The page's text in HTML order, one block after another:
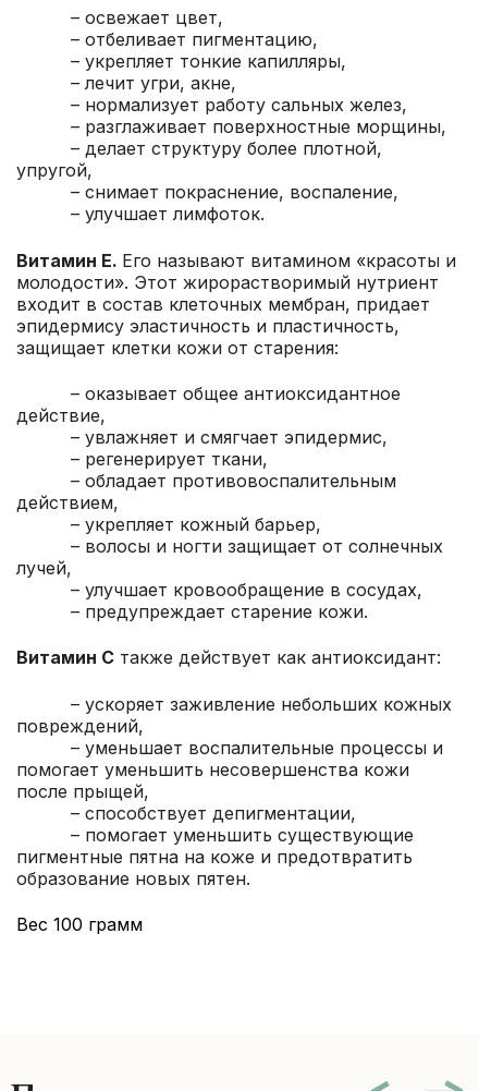
– освежает цвет,
– отбеливает пигментацию,
– укрепляет тонкие капилляры,
– лечит угри, акне,
– нормализует работу сальных желез,
– разглаживает поверхностные морщины,
– делает структуру более плотной,
упругой,
– снимает покраснение, воспаление,
– улучшает лимфоток.
Витамин Е. Его называют витамином «красоты и
молодости». Этот жирорастворимый нутриент
входит в состав клеточных мембран, придает
эпидермису эластичность и пластичность,
защищает клетки кожи от старения:
– оказывает общее антиоксидантное
действие,
– увлажняет и смягчает эпидермис,
– регенерирует ткани,
– обладает противовоспалительным
действием,
– укрепляет кожный барьер,
– волосы и ногти защищает от солнечных
лучей,
– улучшает кровообращение в сосудах,
– предупреждает старение кожи.
Витамин С также действует как антиоксидант:
– ускоряет заживление небольших кожных
повреждений,
– уменьшает воспалительные процессы и
помогает уменьшить несовершенства кожи
после прыщей,
– способствует депигментации,
– помогает уменьшить существующие
пигментные пятна на коже и предотвратить
образование новых пятен.
Вес 100 грамм